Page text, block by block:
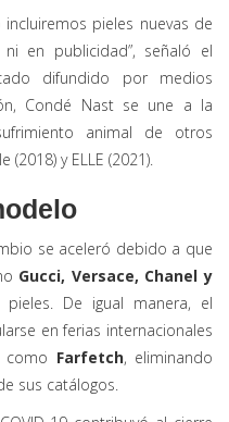
pieles nuevas de
en publicidad”, señaló el
difundido por medios
Condé Nast se une a la
animal de otros
y ELLE (2021).
se aceleró debido a que
Gucci, Versace, Chanel y
De igual manera, el
en ferias internacionales
como Farfetch, eliminando
sus catálogos.